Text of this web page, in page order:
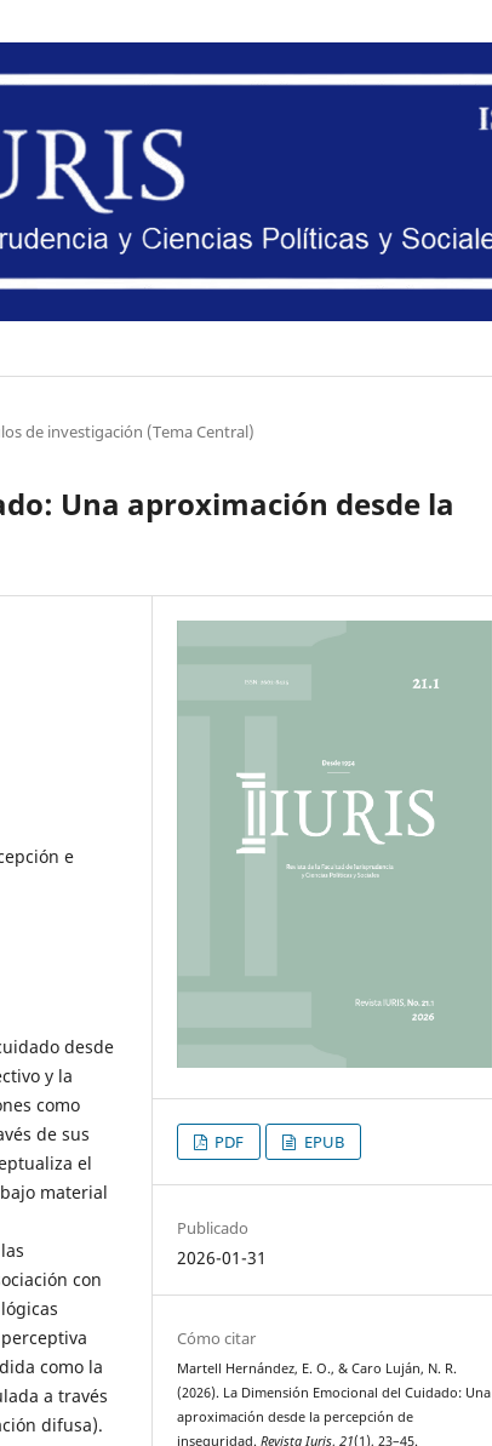
de investigación (Tema Central)
Una aproximación desde la
e
desde
y la
como
de sus
el
material
con
como la
a través
difusa).
PDF EPUB
Publicado
2026-01-31
Cómo citar
Martell Hernández, E. O., & Caro Luján, N. R.
(2026). La Dimensión Emocional del Cuidado: Una
aproximación desde la percepción de
inseguridad.Revista Iuris,21(1), 23–45.